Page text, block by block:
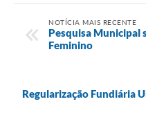
NOTÍCIA MAIS RECENTE
Pesquisa Municipal
Feminino
Regularização Fundiária